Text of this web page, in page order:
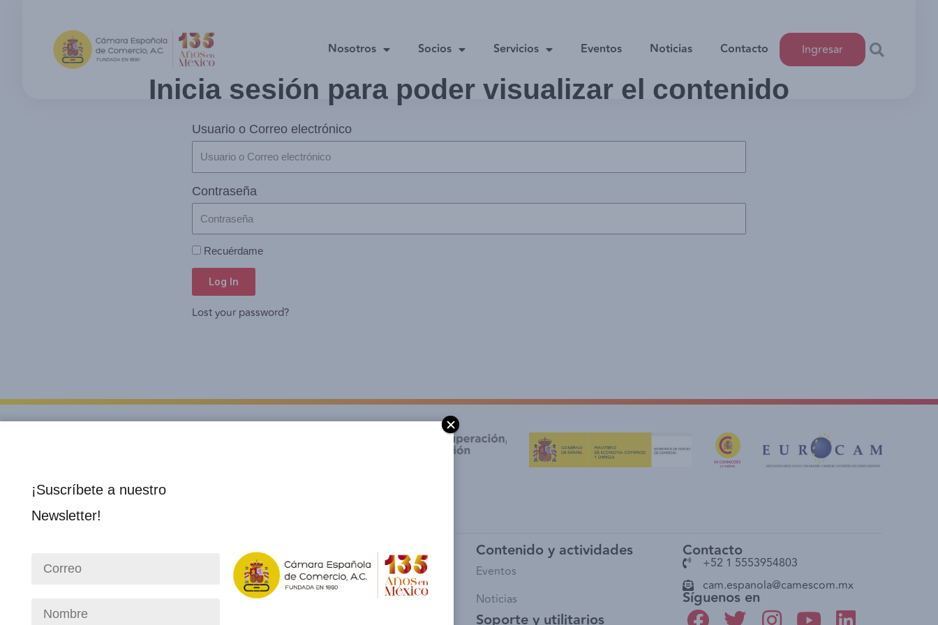
Nosotros Socios Servicios Eventos Noticias Contacto Ingresar
Inicia sesión para poder visualizar el contenido
Usuario o Correo electrónico
Contraseña
Recuérdame
Log In
Lost your password?
Nosotros
Socios y afiliación
Directorio de Socios
Membresía
Contenido y actividades
Eventos
Noticias
Soporte y utilitarios
Contacto
+52 1 5553954803
cam.espanola@camescom.mx
Síguenos en
¡Suscríbete a nuestro
Newsletter!